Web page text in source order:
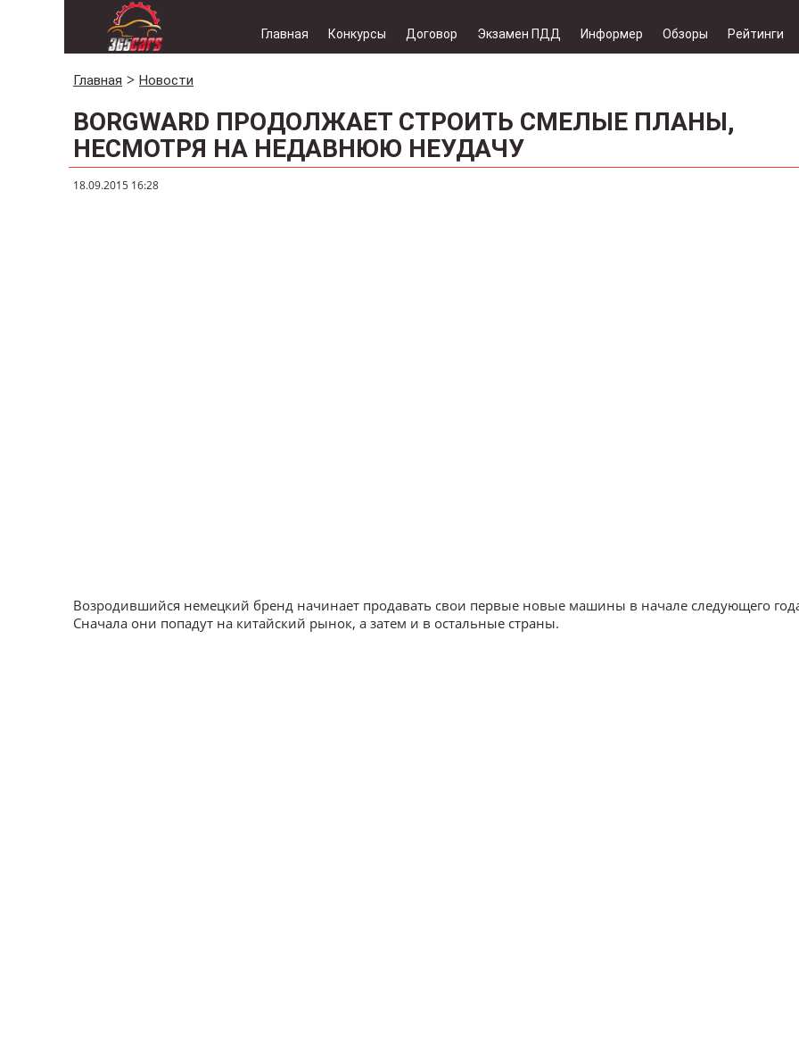
Главная Конкурсы Договор Экзамен ПДД Информер Обзоры Рейтинги
Главная Новости
BORGWARD ПРОДОЛЖАЕТ СТРОИТЬ СМЕЛЫЕ ПЛАНЫ,
НЕСМОТРЯ НА НЕДАВНЮЮ НЕУДАЧУ
18.09.2015 16:28
Возродившийся немецкий бренд начинает продавать свои первые новые машины в начале следующего
Сначала они попадут на китайский рынок, а затем и в остальные страны.